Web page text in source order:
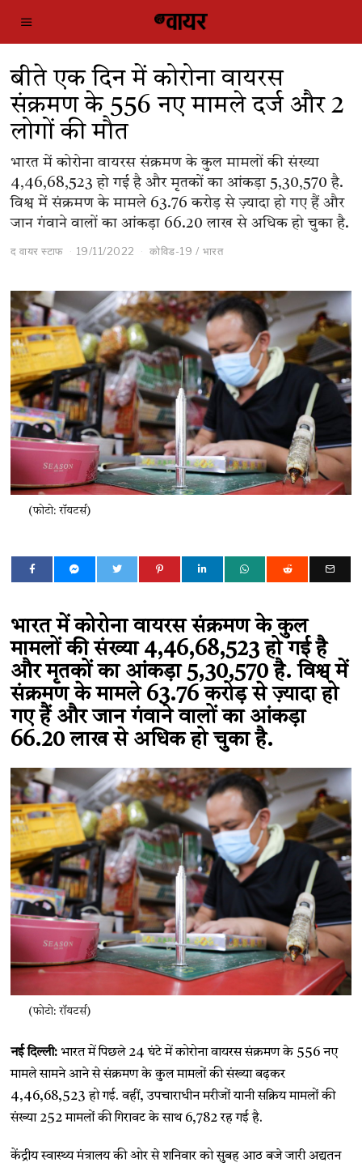
बीते एक दिन में कोरोना वायरस
संक्रमण के 556 नए मामले दर्ज और 2
लोगों की मौत
भारत में कोरोना वायरस संक्रमण के कुल मामलों की संख्या
4,46,68,523 हो गई है और मृतकों का आंकड़ा 5,30,570 है.
विश्व में संक्रमण के मामले 63.76 करोड़ से ज़्यादा हो गए हैं और
जान गंवाने वालों का आंकड़ा 66.20 लाख से अधिक हो चुका है.
द वायर स्टाफ 19/11/2022 कोविड-19 / भारत
(फोटो: रॉयटर्स)
भारत में कोरोना वायरस संक्रमण के कुल
मामलों की संख्या 4,46,68,523 हो गई है
और मृतकों का आंकड़ा 5,30,570 है. विश्व में
संक्रमण के मामले 63.76 करोड़ से ज़्यादा हो
गए हैं और जान गंवाने वालों का आंकड़ा
66.20 लाख से अधिक हो चुका है.
(फोटो: रॉयटर्स)
नई दिल्ली: भारत में पिछले 24 घंटे में कोरोना वायरस संक्रमण के 556 नए
मामले सामने आने से संक्रमण के कुल मामलों की संख्या बढ़कर
4,46,68,523 हो गई. वहीं, उपचाराधीन मरीजों यानी सक्रिय मामलों की
संख्या 252 मामलों की गिरावट के साथ 6,782 रह गई है.
केंद्रीय स्वास्थ्य मंत्रालय की ओर से शनिवार को सुबह आठ बजे जारी अद्यतन